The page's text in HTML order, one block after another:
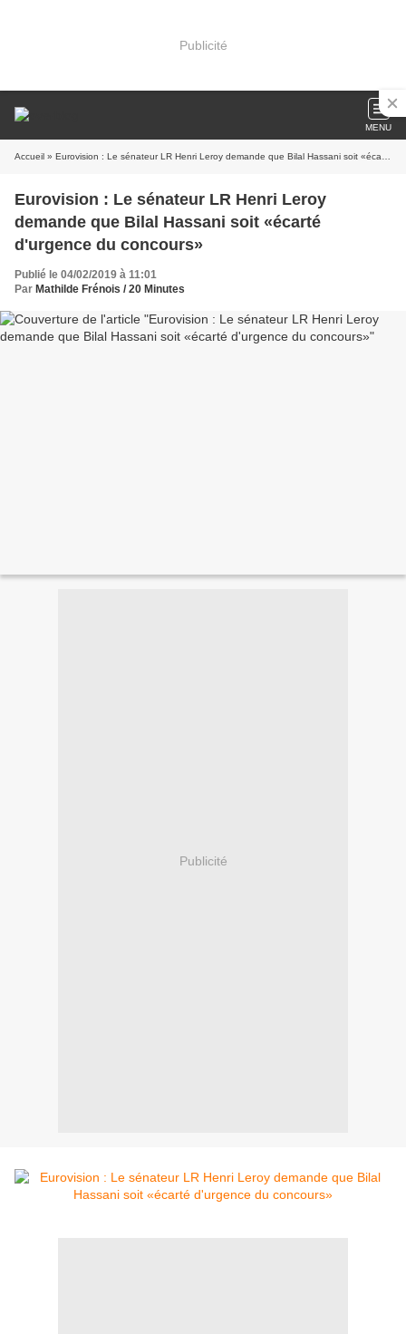
Publicité
MENU
Accueil » Eurovision : Le sénateur LR Henri Leroy demande que Bilal Hassani soit «écarté d'urgence du concours»
Eurovision : Le sénateur LR Henri Leroy
demande que Bilal Hassani soit «écarté
d'urgence du concours»
Publié le 04/02/2019 à 11:01
Par Mathilde Frénois / 20 Minutes
Publicité